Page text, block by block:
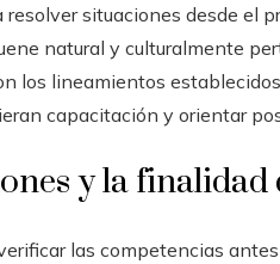
situaciones desde el
natural y culturalmente
los lineamientos
capacitación y orientar
y la
las competencias